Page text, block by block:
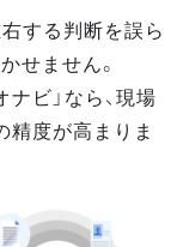
する判断を誤ら
せません。
ビ」なら、現場
精度が高まりま